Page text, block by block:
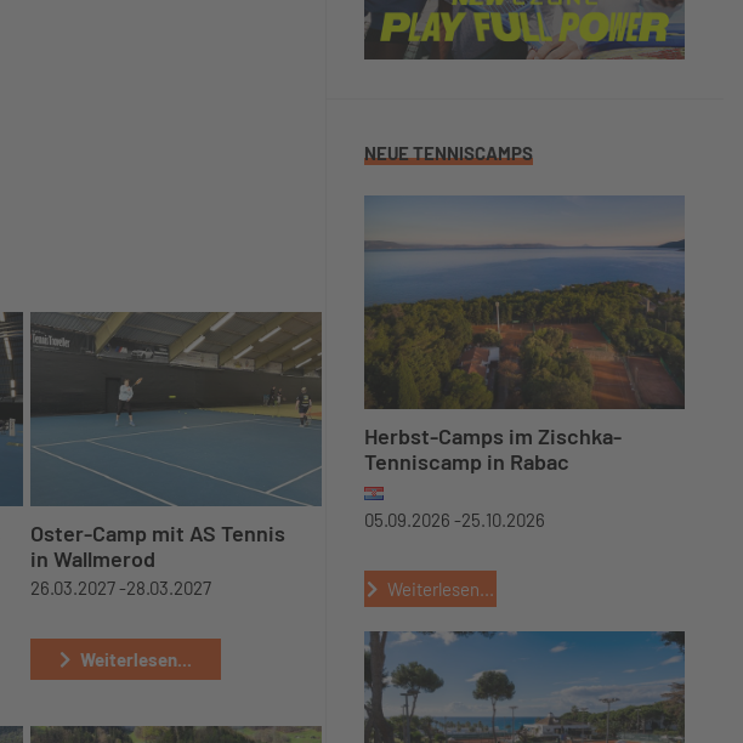
Oster-Camp mit AS Tennis
in Wallmerod
26.03.2027 -28.03.2027
Weiterlesen...
NEUE TENNISCAMPS
Herbst-Camps im Zischka-
Tenniscamp in Rabac
05.09.2026 -25.10.2026
Weiterlesen...